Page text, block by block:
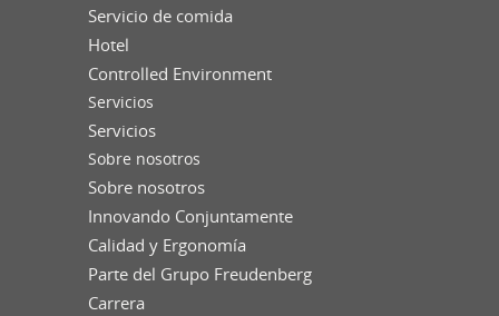
Servicio de comida
Hotel
Controlled Environment
Servicios
Servicios
Sobre nosotros
Sobre nosotros
Innovando Conjuntamente
Calidad y Ergonomía
Parte del Grupo Freudenberg
Carrera